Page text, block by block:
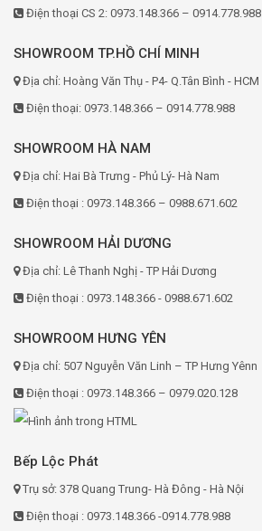
Điện thoại CS 2: 0973.148.366 – 0914.778.988
SHOWROOM TP.HỒ CHÍ MINH
Địa chỉ: Hoàng Văn Thụ - P4- Q.Tân Bình - HCM
Điện thoại: 0973.148.366 – 0914.778.988
SHOWROOM HÀ NAM
Địa chỉ: Hai Bà Trưng - Phủ Lý- Hà Nam
Điện thoại : 0973.148.366 – 0988.671.602
SHOWROOM HẢI DƯƠNG
Địa chỉ: Lê Thanh Nghị - TP Hải Dương
Điện thoại : 0973.148.366 - 0988.671.602
SHOWROOM HƯNG YÊN
Địa chỉ: 507 Nguyễn Văn Linh – TP Hưng Yênn
Điện thoại : 0973.148.366 – 0979.020.128
Bếp Lộc Phát
Trụ sở: 378 Quang Trung- Hà Đông - Hà Nội
Điện thoại : 0973.148.366 -0914.778.988